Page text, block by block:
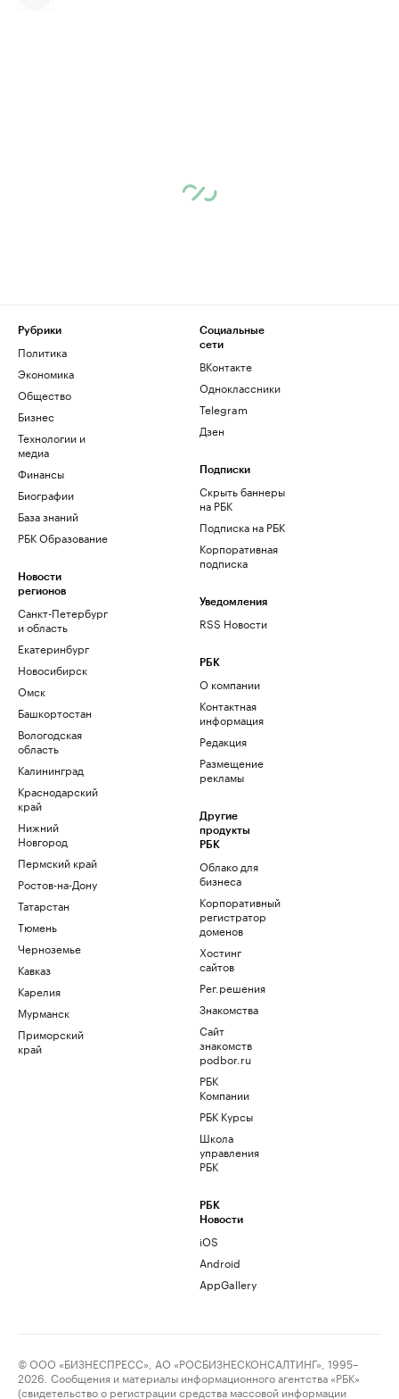
Рубрики
Политика
Экономика
Общество
Бизнес
Технологии и
медиа
Финансы
Биографии
База знаний
РБК Образование
Новости
регионов
Санкт-Петербург
и область
Екатеринбург
Новосибирск
Омск
Башкортостан
Вологодская
область
Калининград
Краснодарский
край
Нижний
Новгород
Пермский край
Ростов-на-Дону
Татарстан
Тюмень
Черноземье
Кавказ
Карелия
Мурманск
Приморский
край
Социальные
сети
ВКонтакте
Одноклассники
Telegram
Дзен
Подписки
Скрыть баннеры
на РБК
Подписка на РБК
Корпоративная
подписка
Уведомления
RSS Новости
РБК
О компании
Контактная
информация
Редакция
Размещение
рекламы
Другие
продукты
РБК
Облако для
бизнеса
Корпоративный
регистратор
доменов
Хостинг
сайтов
Рег.решения
Знакомства
Сайт
знакомств
podbor.ru
РБК
Компании
РБК Курсы
Школа
управления
РБК
РБК
Новости
iOS
Android
AppGallery
© ООО «БИЗНЕСПРЕСС», АО «РОСБИЗНЕСКОНСАЛТИНГ», 1995–
2026. Сообщения и материалы информационного агентства «РБК»
(свидетельство о регистрации средства массовой информации